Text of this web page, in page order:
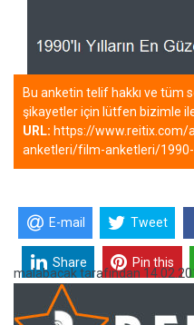
Bu anketin telif hakkı ve tüm
şikayetler için lütfen bizimle
URL: https://
anketleri/film-anketleri/
E-mail Tweet
Share Pin this
malabacak tarafından